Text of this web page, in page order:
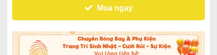
Mua ngay